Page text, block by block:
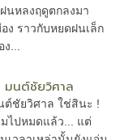
นหลงฤดูตกลงมา
ง ราวกับหยดฝนเล็ก
...
มนต์ชัยวิศาล
ต์ชัยวิศาล ใช่สินะ !
ไปหมดแล้ว... แต่